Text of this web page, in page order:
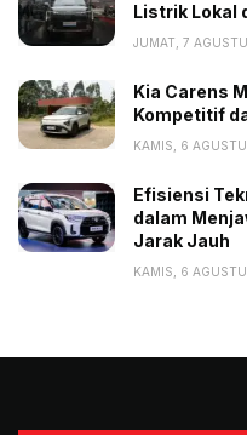
Listrik Lokal
JUMAT, 7
Kia Carens
Kompetitif
KAMIS, 6
Efisiensi
dalam
Jarak Jauh
KAMIS, 6